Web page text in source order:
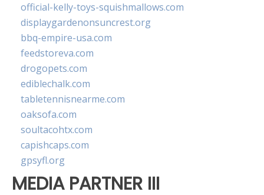
official-kelly-toys-squishmallows.com
displaygardenonsuncrest.org
bbq-empire-usa.com
feedstoreva.com
drogopets.com
ediblechalk.com
tabletennisnearme.com
oaksofa.com
soultacohtx.com
capishcaps.com
gpsyfl.org
MEDIA PARTNER III